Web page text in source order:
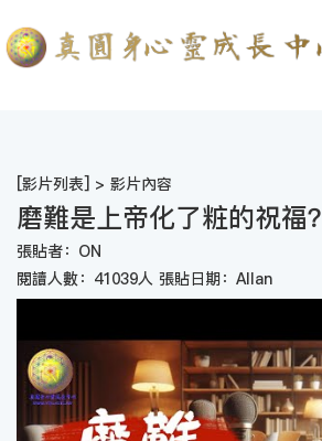
[影片列表] > 影片內容
磨難是上帝化了粧的祝福？
張貼者：ON
閱讀人數：41039人 張貼日期：Allan